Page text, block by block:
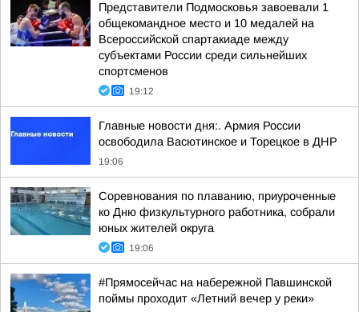
Представители Подмосковья завоевали 1
общекомандное место и 10 медалей на
Всероссийской спартакиаде между
субъектами России среди сильнейших
спортсменов
19:12
Главные новости дня:. Армия России
освободила Васютинское и Торецкое в ДНР
19:06
Соревнования по плаванию, приуроченные
ко Дню физкультурного работника, собрали
юных жителей округа
19:06
#Прямосейчас на набережной Павшинской
поймы проходит «Летний вечер у реки»